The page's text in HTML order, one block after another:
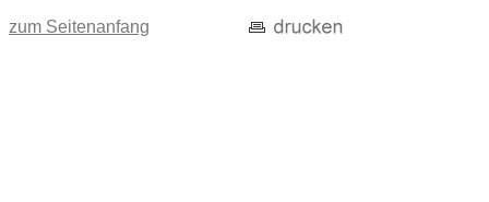
zum Seitenanfang